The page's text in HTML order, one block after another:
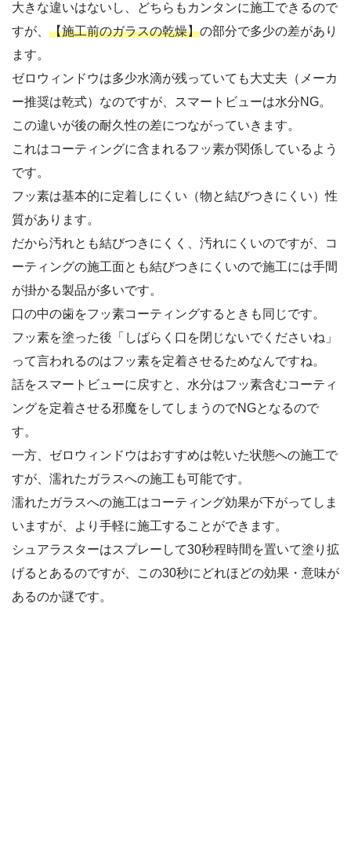
大きな違いはないし、どちらもカンタンに施工できるので
すが、 【施工前のガラスの乾燥】の部分で多少の差があり
ます。
ゼロウィンドウは多少水滴が残っていても大丈夫（メーカ
ー推奨は乾式）なのですが、スマートビューは水分NG。
この違いが後の耐久性の差につながっていきます。
これはコーティングに含まれるフッ素が関係しているよう
です。
フッ素は基本的に定着しにくい（物と結びつきにくい）性
質があります。
だから汚れとも結びつきにくく、汚れにくいのですが、コ
ーティングの施工面とも結びつきにくいので施工には手間
が掛かる製品が多いです。
口の中の歯をフッ素コーティングするときも同じです。
フッ素を塗った後「しばらく口を閉じないでくださいね」
って言われるのはフッ素を定着させるためなんですね。
話をスマートビューに戻すと、水分はフッ素含むコーティ
ングを定着させる邪魔をしてしまうのでNGとなるので
す。
一方、ゼロウィンドウはおすすめは乾いた状態への施工で
すが、濡れたガラスへの施工も可能です。
濡れたガラスへの施工はコーティング効果が下がってしま
いますが、より手軽に施工することができます。
シュアラスターはスプレーして30秒程時間を置いて塗り拡
げるとあるのですが、この30秒にどれほどの効果・意味が
あるのか謎です。